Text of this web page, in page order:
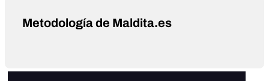
Metodología de Maldita.es